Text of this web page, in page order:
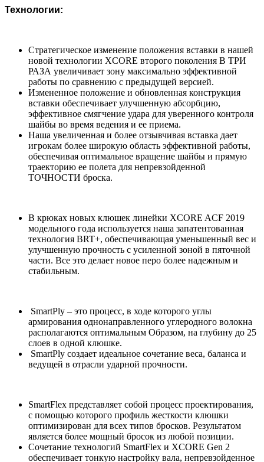
Технологии:
Стратегическое изменение положения вставки в нашей
новой технологии XCORE второго поколения В ТРИ
РАЗА увеличивает зону максимально эффективной
работы по сравнению с предыдущей версией.
Измененное положение и обновленная конструкция
вставки обеспечивает улучшенную абсорбцию,
эффективное смягчение удара для уверенного контроля
шайбы во время ведения и ее приема.
Наша увеличенная и более отзывчивая вставка дает
игрокам более широкую область эффективной работы,
обеспечивая оптимальное вращение шайбы и прямую
траекторию ее полета для непревзойденной
ТОЧНОСТИ броска.
В крюках новых клюшек линейки XCORE ACF 2019
модельного года используется наша запатентованная
технология BRT+, обеспечивающая уменьшенный вес и
улучшенную прочность с усиленной зоной в пяточной
части. Все это делает новое перо более надежным и
стабильным.
SmartPly – это процесс, в ходе которого углы
армирования однонаправленного углеродного волокна
располагаются оптимальным Образом, на глубину до 25
слоев в одной клюшке.
SmartPly создает идеальное сочетание веса, баланса и
ведущей в отрасли ударной прочности.
SmartFlex представляет собой процесс проектирования,
с помощью которого профиль жесткости клюшки
оптимизирован для всех типов бросков. Результатом
является более мощный бросок из любой позиции.
Сочетание технологий SmartFlex и XCORE Gen 2
обеспечивает тонкую настройку вала, непревзойденное